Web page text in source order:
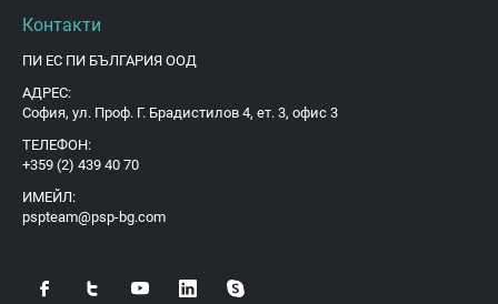
Контакти
ПИ ЕС ПИ БЪЛГАРИЯ ООД
АДРЕС:
София, ул. Проф. Г. Брадистилов 4, ет. 3, офис 3
ТЕЛЕФОН:
+359 (2) 439 40 70
ИМЕЙЛ:
pspteam@psp-bg.com